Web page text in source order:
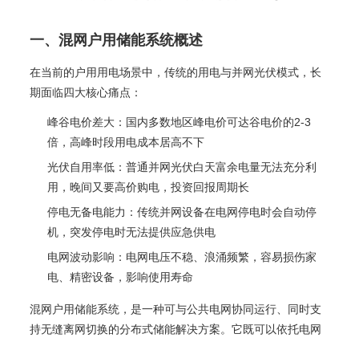
一、混网户用储能系统概述
在当前的户用用电场景中，传统的用电与并网光伏模式，长
期面临四大核心痛点：
峰谷电价差大：国内多数地区峰电价可达谷电价的2-3
倍，高峰时段用电成本居高不下
光伏自用率低：普通并网光伏白天富余电量无法充分利
用，晚间又要高价购电，投资回报周期长
停电无备电能力：传统并网设备在电网停电时会自动停
机，突发停电时无法提供应急供电
电网波动影响：电网电压不稳、浪涌频繁，容易损伤家
电、精密设备，影响使用寿命
混网户用储能系统，是一种可与公共电网协同运行、同时支
持无缝离网切换的分布式储能解决方案。它既可以依托电网